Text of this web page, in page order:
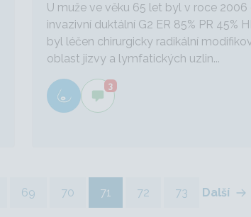
U muže ve věku 65 let byl v roce
invazivní duktální G2 ER 85% PR 45%
byl léčen chirurgicky radikální
oblast jizvy a lymfatických uzlin...
3
69 70 71 72 73 Další